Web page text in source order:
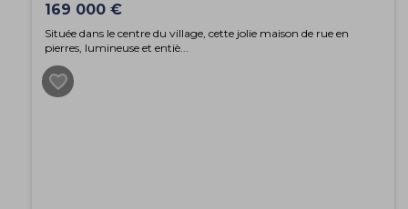
169 000 €
Située dans le centre du village, cette jolie maison de rue en
pierres, lumineuse et entiè...